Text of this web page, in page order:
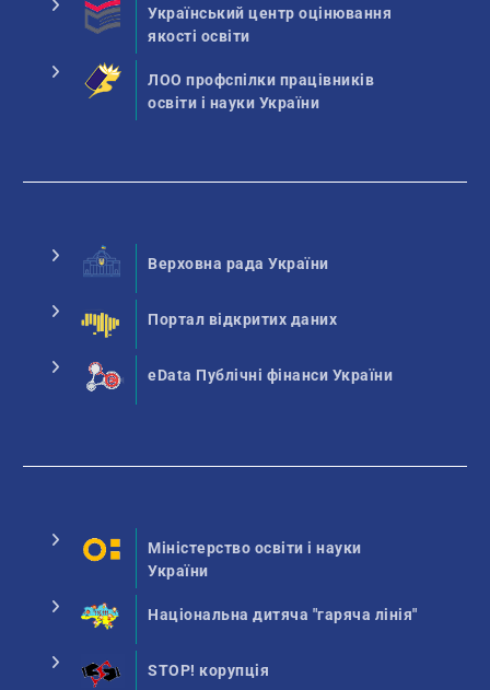
Український центр оцінювання
якості освіти
ЛОО профспілки працівників
освіти і науки України
Верховна рада України
Портал відкритих даних
eData Публічні фінанси України
Міністерство освіти і науки
України
Національна дитяча "гаряча лінія"
STOP! корупція